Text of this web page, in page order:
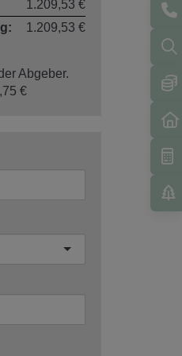
1.209,53 €
1.209,53 €
Abgeber.
€